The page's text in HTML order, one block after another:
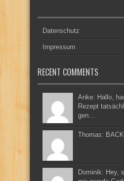
Datenschutz
Impressum
RECENT COMMENTS
Anke: Hallo,
Rezept
gen...
Thomas:
Dominik: Hey,